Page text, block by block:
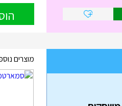
מוצרים